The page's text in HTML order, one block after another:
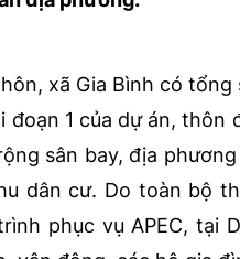
xã Gia Bình có
đoạn 1 của dự án, thôn
sân bay, địa
dân cư. Do toàn bộ
phục vụ APEC, tại